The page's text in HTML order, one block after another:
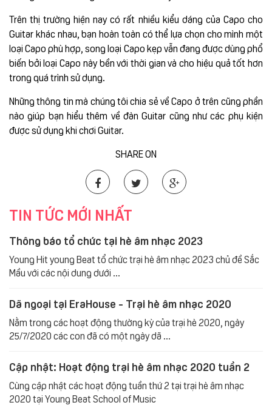
Trên thị trường hiện nay có rất nhiều kiểu dáng của Capo cho
Guitar khác nhau, bạn hoàn toàn có thể lựa chọn cho mình một
loại Capo phù hợp, song loại Capo kẹp vẫn đang được dùng phổ
biến bởi loại Capo này bền với thời gian và cho hiệu quả tốt hơn
trong quá trình sử dụng.
Những thông tin mà chúng tôi chia sẻ về Capo ở trên cũng phần
nào giúp bạn hiểu thêm về đàn Guitar cũng như các phụ kiện
được sử dụng khi chơi Guitar.
SHARE ON
TIN TỨC MỚI NHẤT
Thông báo tổ chức tại hè âm nhạc 2023
Young Hit young Beat tổ chức trại hè âm nhạc 2023 chủ đề Sắc
Mầu với các nội dung dưới ...
Dã ngoại tại EraHouse - Trại hè âm nhạc 2020
Nằm trong các hoạt động thường kỳ của trại hè 2020, ngày
25/7/2020 các con đã có một ngày dã ...
Cập nhật: Hoạt động trại hè âm nhạc 2020 tuần 2
Cùng cập nhật các hoạt động tuần thứ 2 tại trại hè âm nhạc
2020 tại Young Beat School of Music